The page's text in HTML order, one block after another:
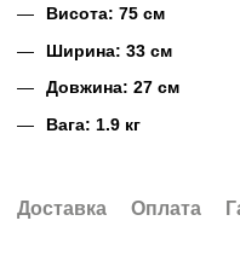
Висота: 75 см
Ширина: 33 см
Довжина: 27 см
Вага: 1.9 кг
Доставка Оплата